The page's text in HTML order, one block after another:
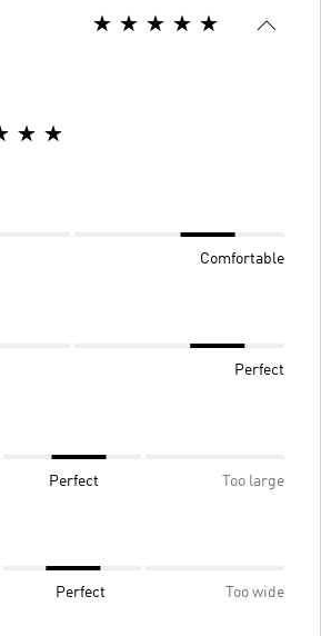
Comfortable
Perfect
Perfect Too large
Perfect Too wide